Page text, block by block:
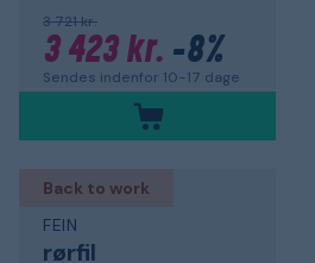
3 721 kr.
3 423 kr. -8%
Sendes indenfor 10-17 dage
Back to work
FEIN
rørfil